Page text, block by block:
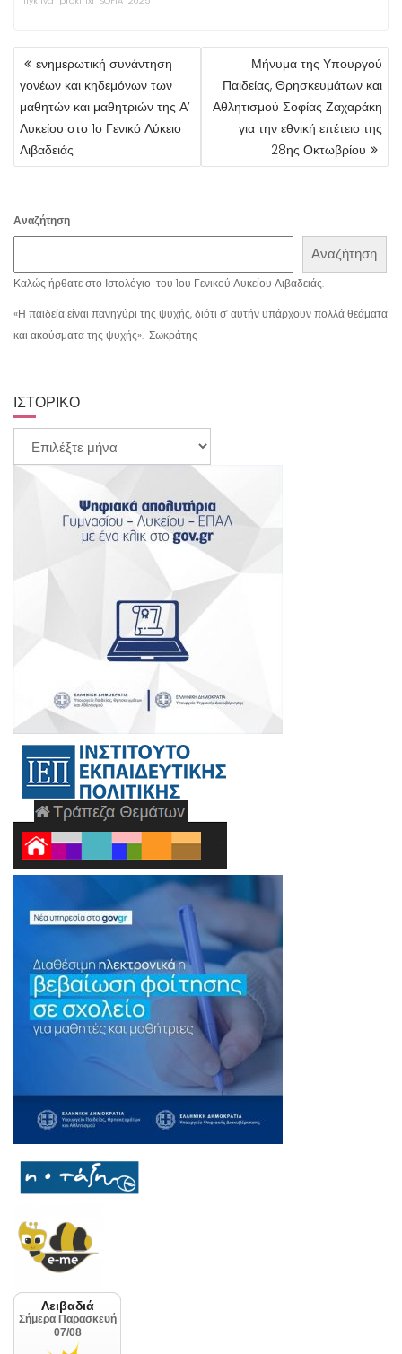
ΠΛΟΉΓΗΣΗ
ΆΡΘΡΩΝ
ενημερωτική συνάντηση
γονέων και κηδεμόνων των
μαθητών και μαθητριών της Α’
Λυκείου στο 1ο Γενικό Λύκειο
Λιβαδειάς
Μήνυμα της Υπουργού
Παιδείας, Θρησκευμάτων και
Αθλητισμού Σοφίας Ζαχαράκη
για την εθνική επέτειο της
28ης Οκτωβρίου
Αναζήτηση
Αναζήτηση
Καλώς ήρθατε στο Ιστολόγιο του 1ου Γενικού Λυκείου Λιβαδειάς.
«Η παιδεία είναι πανηγύρι της ψυχής, διότι σ’ αυτήν υπάρχουν πολλά θεάματα
και ακούσματα της ψυχής». Σωκράτης
ΙΣΤΟΡΙΚΌ